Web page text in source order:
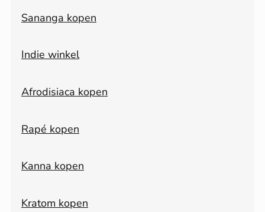
Sananga kopen
Indie winkel
Afrodisiaca kopen
Rapé kopen
Kanna kopen
Kratom kopen